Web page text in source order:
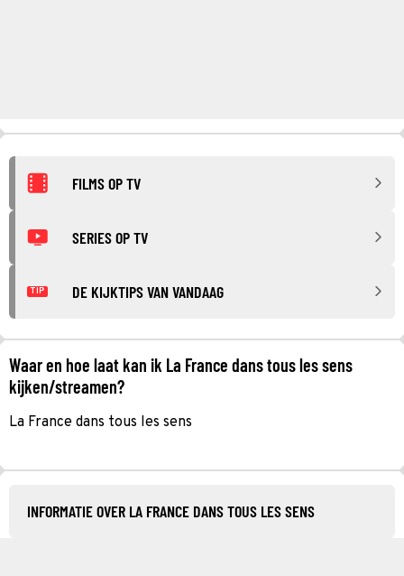
FILMS OP TV
SERIES OP TV
TIP DE KIJKTIPS VAN VANDAAG
Waar en hoe laat kan ik La France dans tous les sens
kijken/streamen?
La France dans tous les sens
INFORMATIE OVER LA FRANCE DANS TOUS LES SENS